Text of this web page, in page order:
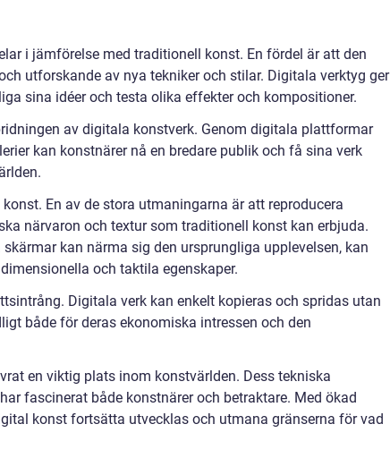
i jämförelse med traditionell konst. En fördel är att den
utforskande av nya tekniker och stilar. Digitala verktyg ger
sina idéer och testa olika effekter och kompositioner.
av digitala konstverk. Genom digitala plattformar
kan konstnärer nå en bredare publik och få sina verk
En av de stora utmaningarna är att reproducera
närvaron och textur som traditionell konst kan erbjuda.
kan närma sig den ursprungliga upplevelsen, kan
och taktila egenskaper.
Digitala verk kan enkelt kopieras och spridas utan
både för deras ekonomiska intressen och den
en viktig plats inom konstvärlden. Dess tekniska
fascinerat både konstnärer och betraktare. Med ökad
konst fortsätta utvecklas och utmana gränserna för vad